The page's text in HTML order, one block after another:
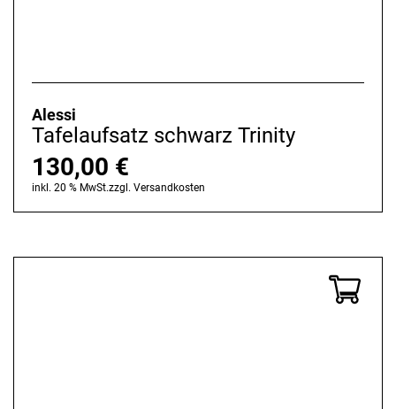
Alessi
Tafelaufsatz schwarz Trinity
130,00 €
inkl. 20 % MwSt.zzgl. Versandkosten